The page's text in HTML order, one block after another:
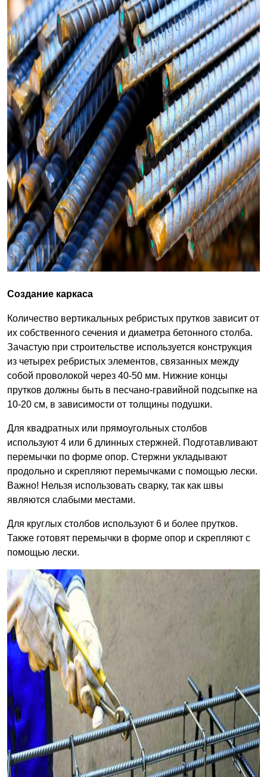
Создание каркаса
Количество вертикальных ребристых прутков зависит от
их собственного сечения и диаметра бетонного столба.
Зачастую при строительстве используется конструкция
из четырех ребристых элементов, связанных между
собой проволокой через 40-50 мм. Нижние концы
прутков должны быть в песчано-гравийной подсыпке на
10-20 см, в зависимости от толщины подушки.
Для квадратных или прямоугольных столбов
используют 4 или 6 длинных стержней. Подготавливают
перемычки по форме опор. Стержни укладывают
продольно и скрепляют перемычками с помощью лески.
Важно! Нельзя использовать сварку, так как швы
являются слабыми местами.
Для круглых столбов используют 6 и более прутков.
Также готовят перемычки в форме опор и скрепляют с
помощью лески.